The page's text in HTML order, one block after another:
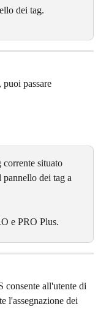
dei tag.
passare
situato
dei tag a
e PRO Plus.
consente all'utente di
l'assegnazione dei